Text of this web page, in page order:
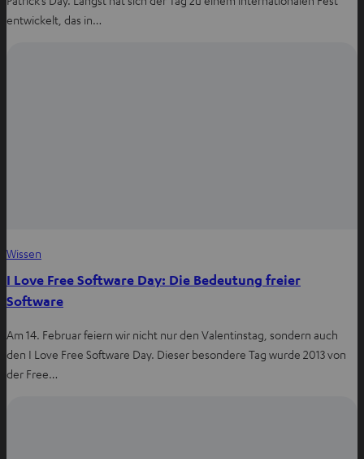
entwickelt, das in…
Wissen
I Love Free Software Day: Die Bedeutung freier
Software
Am 14. Februar feiern wir nicht nur den Valentinstag, sondern auch
den I Love Free Software Day. Dieser besondere Tag wurde 2013 von
der Free…